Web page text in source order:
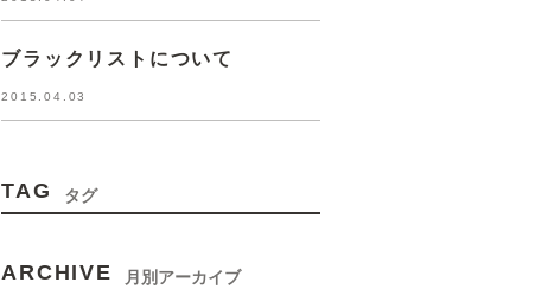
ブラックリストについて
2015.04.03
TAG タグ
ARCHIVE 月別アーカイブ